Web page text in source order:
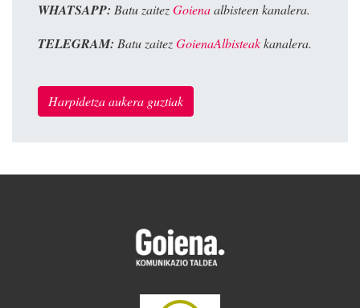
WHATSAPP: Batu zaitezGoienaalbisteen kanalera.
TELEGRAM: Batu zaitezGoienaAlbisteakkanalera.
Harpidetza aukera guztiak